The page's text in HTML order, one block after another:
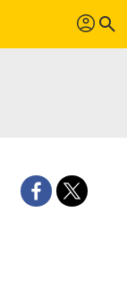
profil search